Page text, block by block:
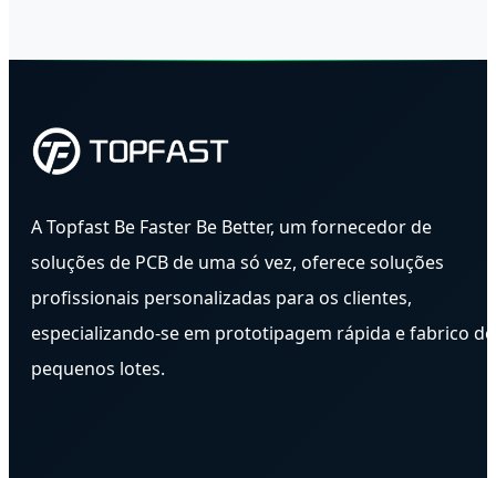
A Topfast Be Faster Be Better, um fornecedor de
soluções de PCB de uma só vez, oferece soluções
profissionais personalizadas para os clientes,
especializando-se em prototipagem rápida e fabrico de
pequenos lotes.